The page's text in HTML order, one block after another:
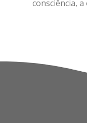
consciência,